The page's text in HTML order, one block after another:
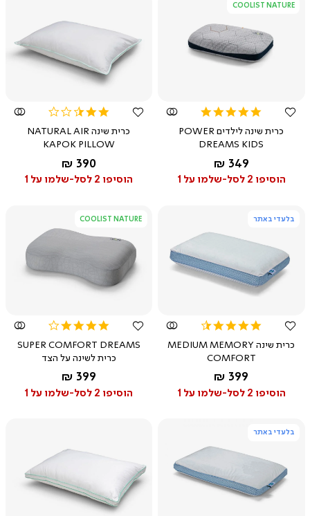
COOLIST NATURE
צפייה
5.0
rating
כרית שינה לילדים POWER
DREAMS KIDS
החל מ-
349 ₪
הוסיפו 2 לסל-שלמו על 1
צפייה
מהירה
rating
כרית שינה NATURAL AIR
KAPOK PILLOW
החל מ-
390 ₪
הוסיפו 2 לסל-שלמו על 1
בלעדי באתר
צפייה
מהירה
4.5
rating
כרית שינה MEDIUM MEMORY
COMFORT
החל מ-
399 ₪
הוסיפו 2 לסל-שלמו על 1
COOLIST NATURE
צפייה
rating
SUPER COMFORT DREAMS
כרית לשינה על הצד
החל מ-
399 ₪
הוסיפו 2 לסל-שלמו על 1
בלעדי באתר
צפייה
צפייה
מהירה